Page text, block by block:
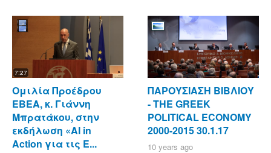
7:27
Ομιλία Προέδρου
ΕΒΕΑ, κ. Γιάννη
Μπρατάκου, στην
εκδήλωση «AI in
Action για τις Ε...
ΠΑΡΟΥΣΙΑΣΗ ΒΙΒΛΙΟΥ
- ΤΗΕ GREEK
POLITICAL ECONOMY
2000-2015 30.1.17
10 years ago